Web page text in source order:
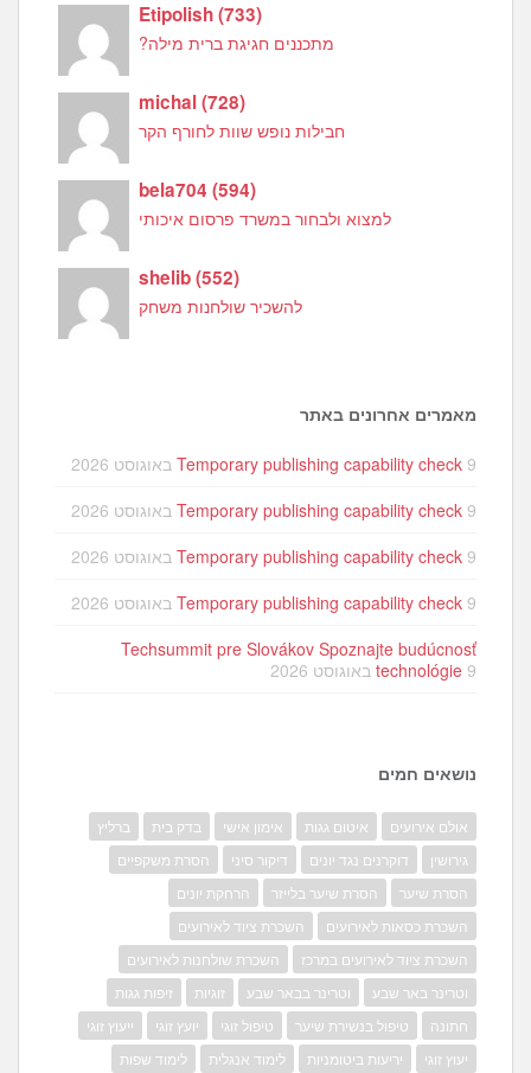
Etipolish(733)
מתכננים חגיגת ברית מילה?
michal(728)
חבילות נופש שוות לחורף הקר
bela704(594)
למצוא ולבחור במשרד פרסום איכותי
shelib(552)
להשכיר שולחנות משחק
מאמרים אחרונים באתר
Temporary publishing capability check 9 באוגוסט 2026
Temporary publishing capability check 9 באוגוסט 2026
Temporary publishing capability check 9 באוגוסט 2026
Temporary publishing capability check 9 באוגוסט 2026
Techsummit pre Slovákov Spoznajte budúcnosť
technológie 9 באוגוסט 2026
נושאים חמים
אולם אירועים איטום גגות אימון אישי בדק בית
ברליץ
גירושין
דוקרנים נגד יונים דיקור סיני
הסרת משקפיים
הסרת שיער
הסרת שיער בלייזר
הרחקת יונים
השכרת כסאות לאירועים
השכרת ציוד לאירועים
השכרת ציוד לאירועים במרכז
השכרת שולחנות לאירועים
וטרינר באר שבע
וטרינר בבאר שבע זוגיות
זיפות גגות
חתונה
טיפול בנשירת שיער טיפול זוגי יועץ זוגי
ייעוץ זוגי
יעוץ זוגי
יריעות ביטומניות לימוד אנגלית לימוד שפות